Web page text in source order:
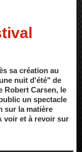
sa création au
nuit d'été" de
Robert Carsen, le
un spectacle
sur la matière
voir et à revoir sur